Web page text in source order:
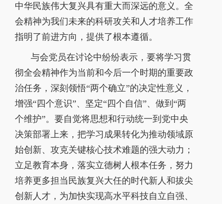
中华民族伟大复兴具有重大而深远的意义。全
会精神为我们未来的科研攻关和人才培养工作
指明了前进方向，提供了根本遵循。
与会党员在讨论中纷纷表示，要将学习贯
彻全会精神作为当前和今后一个时期的重要政
治任务，深刻领悟“两个确立”的决定性意义，
增强“四个意识”、坚定“四个自信”、做到 “两
个维护”。要自觉将思想和行动统一到党中央
决策部署上来，把学习成果转化为推动领域原
始创新、攻克关键核心技术难题的强大动力；
立足教育本身，落实立德树人根本任务，努力
培养更多担当民族复兴大任的时代新人和拔尖
创新人才，为加快实现高水平科技自立自强、